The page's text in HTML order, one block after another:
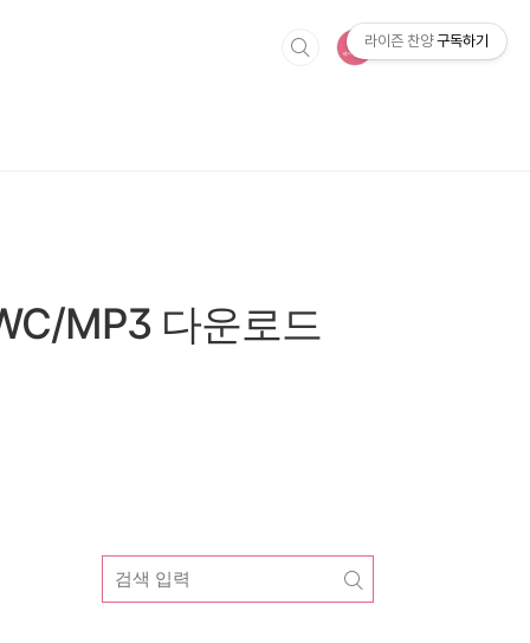
MP3 다운로드
라이즌 찬양 구독하기